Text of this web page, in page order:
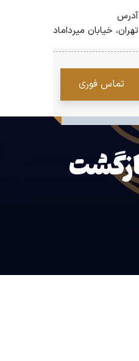
آدرس
تهران، خیابان میرداماد
تماس فوری